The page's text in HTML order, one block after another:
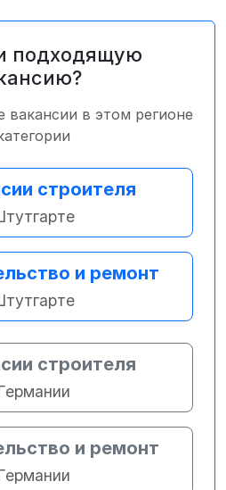
подходящую
вакансии в этом регионе
строителя
и ремонт
строителя
и ремонт